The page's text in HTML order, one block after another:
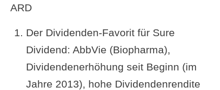
ARD
Der Dividenden-Favorit für Sure
Dividend: AbbVie (Biopharma),
Dividendenerhöhung seit Beginn (im
Jahre 2013), hohe Dividendenrendite